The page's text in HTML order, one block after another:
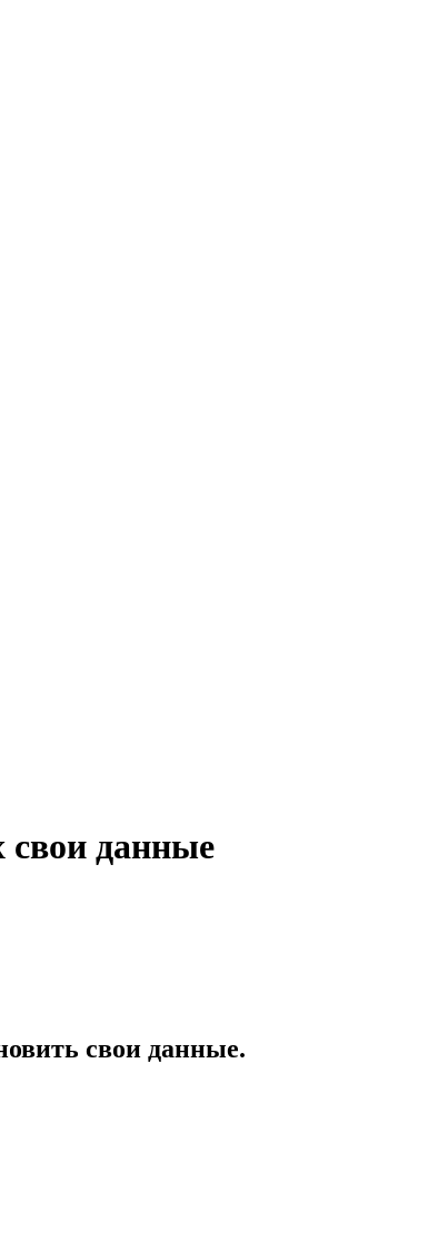
данные
свои данные.